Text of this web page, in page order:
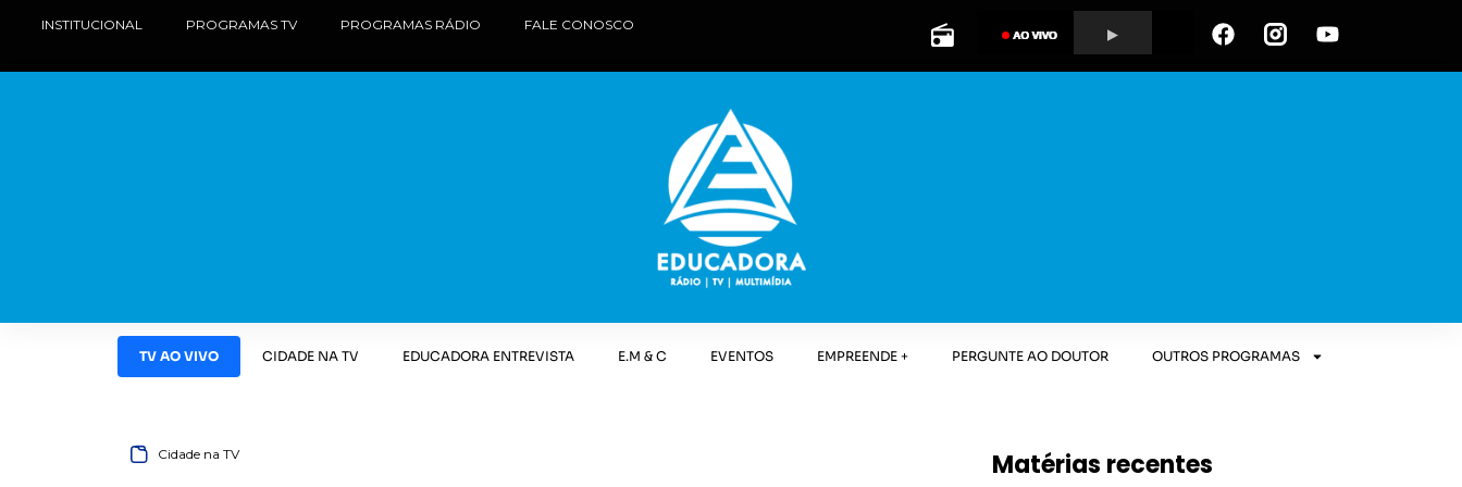
INSTITUCIONAL PROGRAMAS TV PROGRAMAS RÁDIO FALE CONOSCO
TV AO VIVO CIDADE NA TV EDUCADORA ENTREVISTA E.M & C EVENTOS EMPREENDE + PERGUNTE AO DOUTOR OUTROS PROGRAMAS
Matérias recentes
Cidade na TV